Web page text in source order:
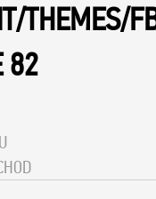
THEMES/
82